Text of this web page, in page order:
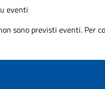
eventi
sono previsti eventi. Per